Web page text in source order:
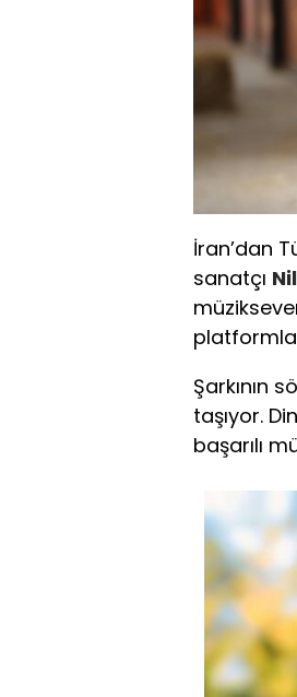
İran’dan
sanatçı
Şarkının
taşıyor.
başarılı